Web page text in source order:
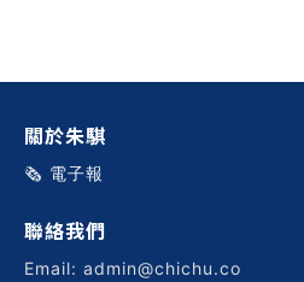
AI 職場應用｜NotebookLM
職場工作復盤術
職場思維與工作術｜時間管理
關於朱騏
🗞️ 電子報
聯絡我們
Email: admin@chichu.co